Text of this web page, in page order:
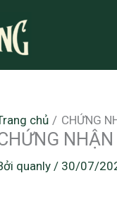
chủ CHỨNG
quanly / 30/07/